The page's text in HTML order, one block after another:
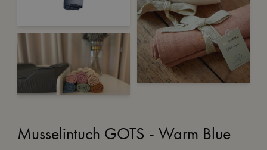
Musselintuch GOTS - Warm Blue